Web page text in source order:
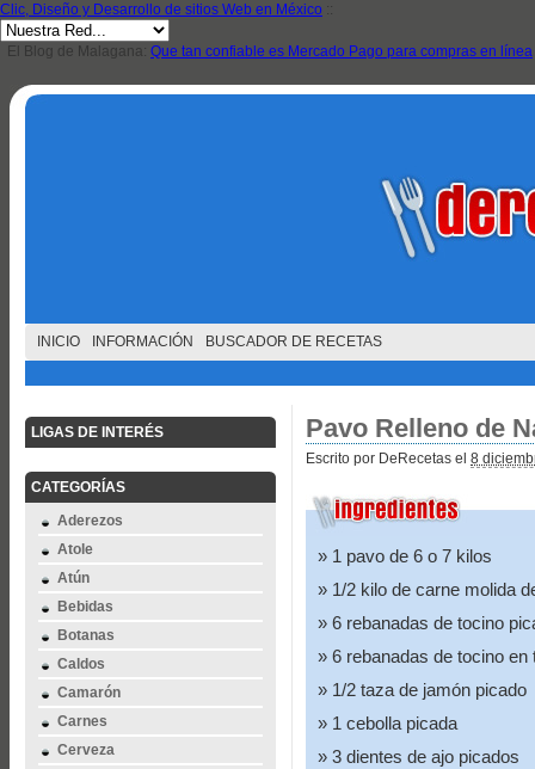
Clic, Diseño y Desarrollo de sitios Web en México ::
El Blog de Malagana: Que tan confiable es Mercado Pago para compras en línea
INICIO INFORMACIÓN BUSCADOR DE RECETAS
LIGAS DE INTERÉS
CATEGORÍAS
Aderezos
Atole
Atún
Bebidas
Botanas
Caldos
Camarón
Carnes
Cerveza
Pavo Relleno de
Escrito por DeRecetas el 8
1 pavo de 6 o 7 kilos
1/2 kilo de carne molida
6 rebanadas de tocino
6 rebanadas de tocino en
1/2 taza de jamón picado
1 cebolla picada
3 dientes de ajo picados